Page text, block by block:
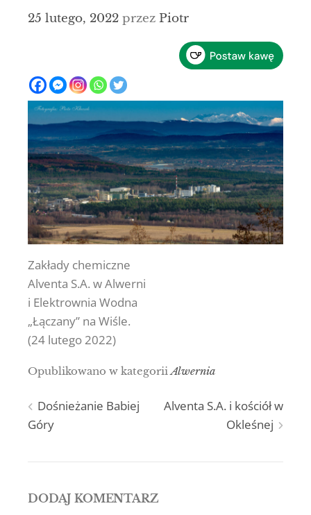
25 lutego, 2022 przez Piotr
Zakłady chemiczne
Alventa S.A. w Alwerni
i Elektrownia Wodna
„Łączany” na Wiśle.
(24 lutego 2022)
Opublikowano w kategorii Alwernia
Nawigacja
wpisu
Dośnieżanie Babiej
Góry
Alventa S.A. i kościół w
Okleśnej
DODAJ KOMENTARZ